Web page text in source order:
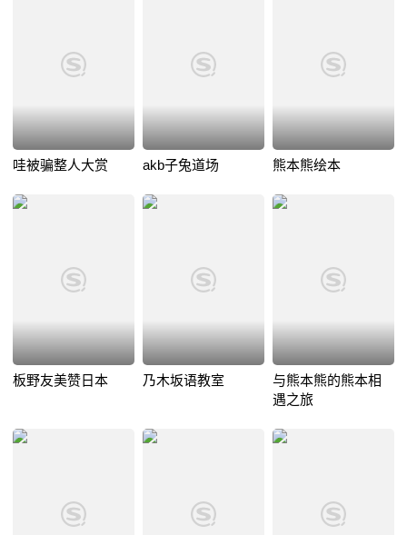
哇被骗整人大赏 akb子兔道场 熊本熊绘本
板野友美赞日本 乃木坂语教室
与熊本熊的熊本相
遇之旅